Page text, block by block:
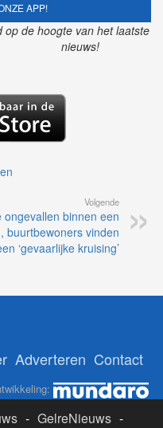
APP!
de hoogte van het laatste
nieuws!
Volgende
ongevallen binnen een
buurtbewoners vinden
‘gevaarlijke kruising’
Adverteren Contact
- GelreNieuws -